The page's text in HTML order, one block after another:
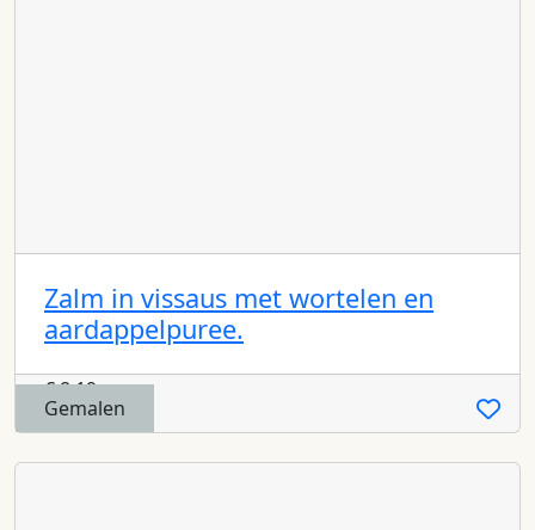
Gemalen
Zalm in vissaus met wortelen en
aardappelpuree.
€8,19